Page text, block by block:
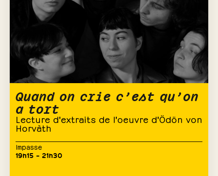
Quand on crie c’est qu’on
a tort
Lecture d'extraits de l'oeuvre d'Ödön von
Horvàth
Impasse
19h15 – 21h30